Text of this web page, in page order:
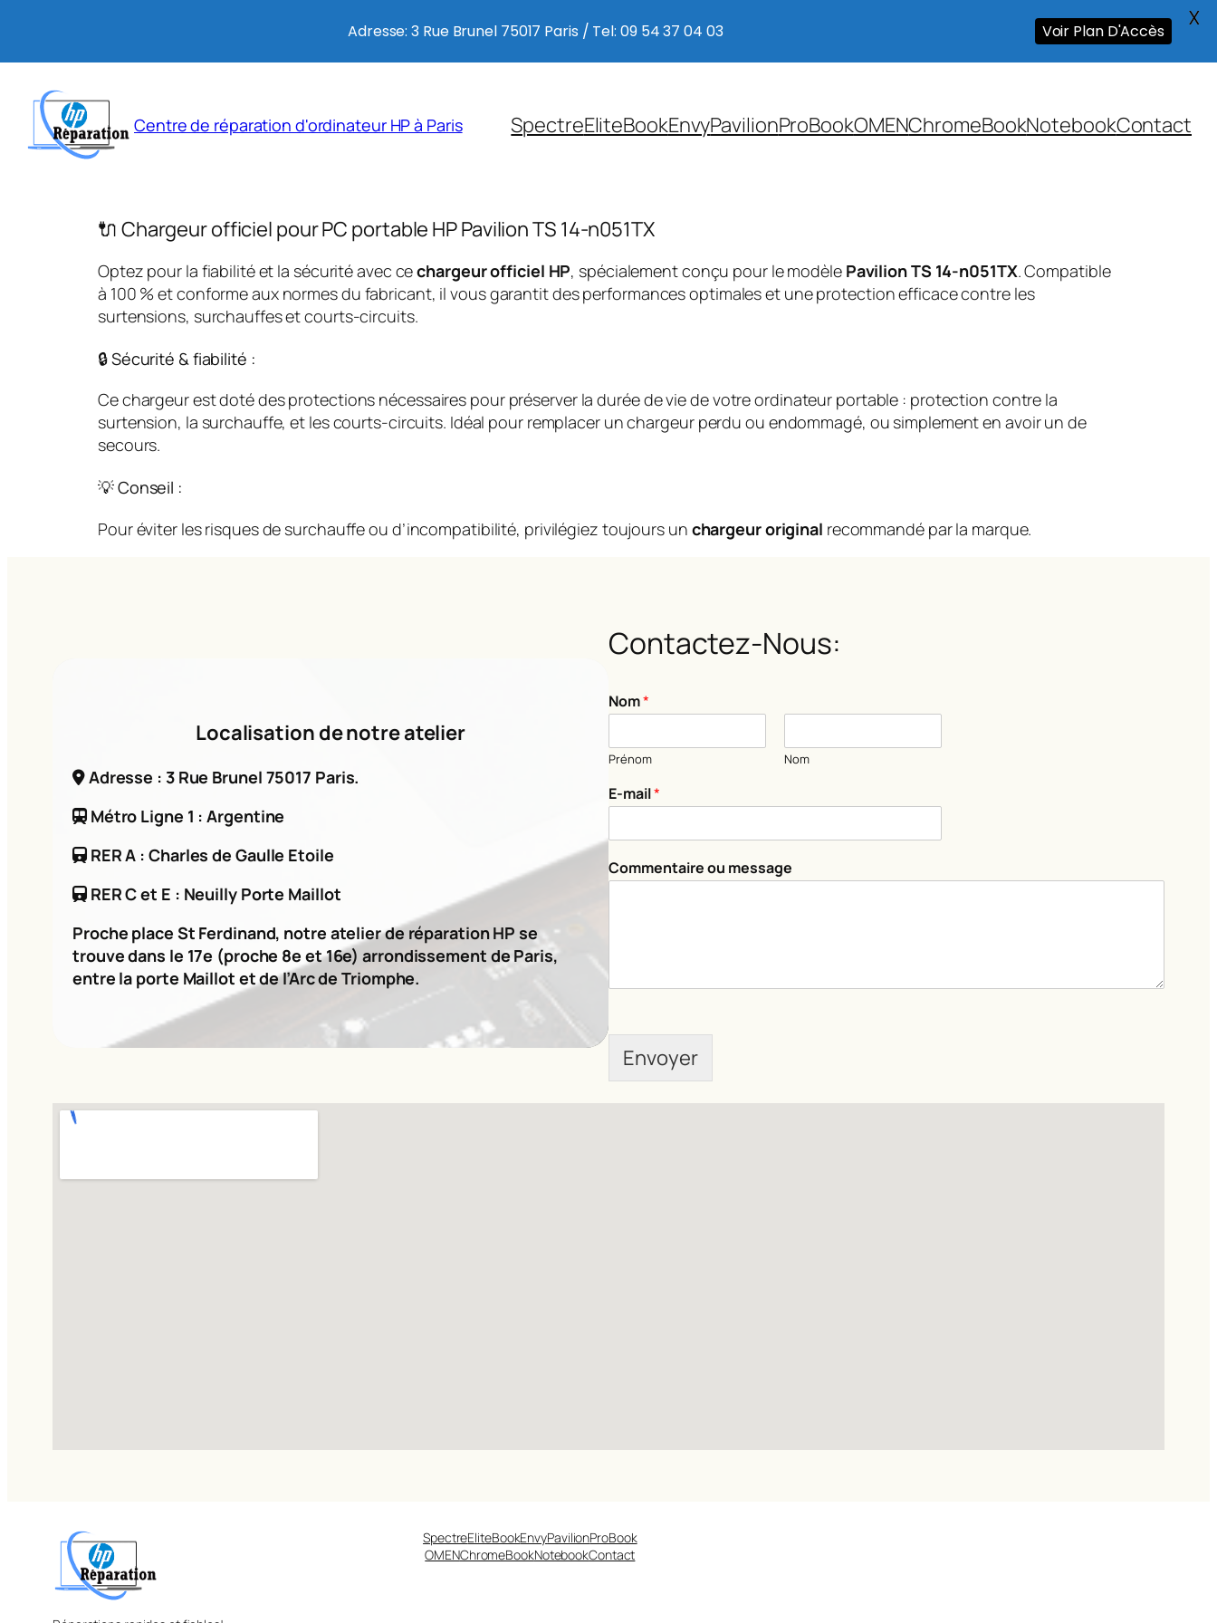
contenu
Centre de réparation d'ordinateur HP à Paris SpectreEliteBookEnvyPavilionProBookOMENChromeBookNotebookContact
🔌 Chargeur officiel pour PC portable HP Pavilion TS 14-n051TX
Optez pour la fiabilité et la sécurité avec cechargeur officiel HP, spécialement conçu pour le modèle Pavilion TS 14-n051TX. Compatible
à 100 % et conforme aux normes du fabricant, il vous garantit des performances optimales et une protection efficace contre les
surtensions, surchauffes et courts-circuits.
🔒 Sécurité & fiabilité :
Ce chargeur est doté des protections nécessaires pour préserver la durée de vie de votre ordinateur portable : protection contre la
surtension, la surchauffe, et les courts-circuits. Idéal pour remplacer un chargeur perdu ou endommagé, ou simplement en avoir un de
secours.
💡 Conseil :
Pour éviter les risques de surchauffe ou d’incompatibilité, privilégiez toujours un chargeur original recommandé par la marque.
Localisation de notre atelier
Adresse : 3 Rue Brunel 75017 Paris.
Métro Ligne 1 : Argentine
RER A : Charles de Gaulle Etoile
RER C et E : Neuilly Porte Maillot
Proche place St Ferdinand, notre atelier de réparation HP se
trouve dans le 17e (proche 8e et 16e) arrondissement de Paris,
entre la porte Maillot et de l’Arc de Triomphe.
Contactez-Nous:
N
o
N
o
m
C
m
e
Nom*
Prénom Nom
E-mail*
Commentaire ou message
Envoyer
SpectreEliteBookEnvyPavilionProBook
OMENChromeBookNotebookContact
Adresse: 3 Rue Brunel 75017 Paris / Tel: 09 54 37 04 03 Voir Plan D'Accès X